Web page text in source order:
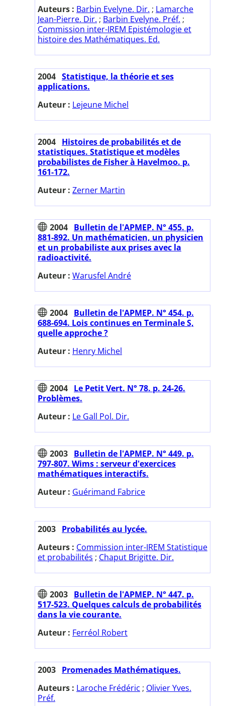
Auteurs : Barbin Evelyne. Dir. ; Lamarche
Jean-Pierre. Dir. ; Barbin Evelyne. Préf. ;
Commission inter-IREM Epistémologie et
histoire des Mathématiques. Ed.
2004 Statistique, la théorie et ses
applications.
Auteur : Lejeune Michel
2004 Histoires de probabilités et de
statistiques. Statistique et modèles
probabilistes de Fisher à Havelmoo. p.
161-172.
Auteur : Zerner Martin
2004 Bulletin de l'APMEP. N° 455. p.
881-892. Un mathématicien, un physicien
et un probabiliste aux prises avec la
radioactivité.
Auteur : Warusfel André
2004 Bulletin de l'APMEP. N° 454. p.
688-694. Lois continues en Terminale S,
quelle approche ?
Auteur : Henry Michel
2004 Le Petit Vert. N° 78. p. 24-26.
Problèmes.
Auteur : Le Gall Pol. Dir.
2003 Bulletin de l'APMEP. N° 449. p.
797-807. Wims : serveur d'exercices
mathématiques interactifs.
Auteur : Guérimand Fabrice
2003 Probabilités au lycée.
Auteurs : Commission inter-IREM Statistique
et probabilités ; Chaput Brigitte. Dir.
2003 Bulletin de l'APMEP. N° 447. p.
517-523. Quelques calculs de probabilités
dans la vie courante.
Auteur : Ferréol Robert
2003 Promenades Mathématiques.
Auteurs : Laroche Frédéric ; Olivier Yves.
Préf.